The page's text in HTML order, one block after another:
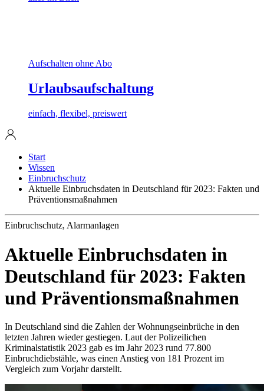
Aufschalten ohne Abo
Urlaubsaufschaltung
einfach, flexibel, preiswert
Start
Wissen
Einbruchschutz
Aktuelle Einbruchsdaten in Deutschland für 2023: Fakten und
Präventionsmaßnahmen
Einbruchschutz, Alarmanlagen
Aktuelle Einbruchsdaten in
Deutschland für 2023: Fakten
und Präventionsmaßnahmen
In Deutschland sind die Zahlen der Wohnungseinbrüche in den
letzten Jahren wieder gestiegen. Laut der Polizeilichen
Kriminalstatistik 2023 gab es im Jahr 2023 rund 77.800
Einbruchdiebstähle, was einen Anstieg von 181 Prozent im
Vergleich zum Vorjahr darstellt.